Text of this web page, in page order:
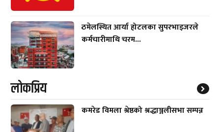
ठमेलस्थित आर्या होटलका सुपरभाइजरले
कर्मचारीमाथि चरम...
लाेकप्रिय
कमरेड विमला श्रेष्ठको श्रद्धाञ्जलीसभा सम्पन्न